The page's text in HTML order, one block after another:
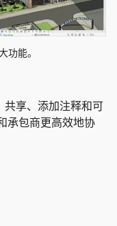
能。
享、添加注释和可
承包商更高效地协